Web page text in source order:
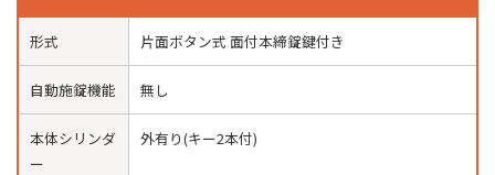
形式 片面ボタン式 面付本締錠鍵付き
自動施錠機能 無し
本体シリンダ
ー
外有り(キー2本付)